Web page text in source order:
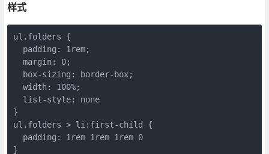
样式
ul.folders {
  padding: 1rem;
  margin: 0;
  box-sizing: border-box;
  width: 100%;
  list-style: none
}
ul.folders > li:first-child {
  padding: 1rem 1rem 1rem 0